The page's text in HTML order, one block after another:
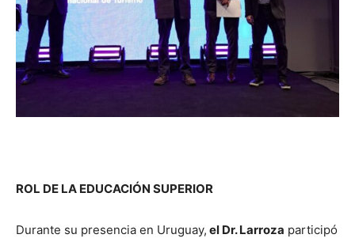
ROL DE LA EDUCACIÓN SUPERIOR
Durante su presencia en Uruguay, el Dr. Larroza participó